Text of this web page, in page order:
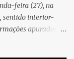
feira (27), na
sentido interior-
apuradas no